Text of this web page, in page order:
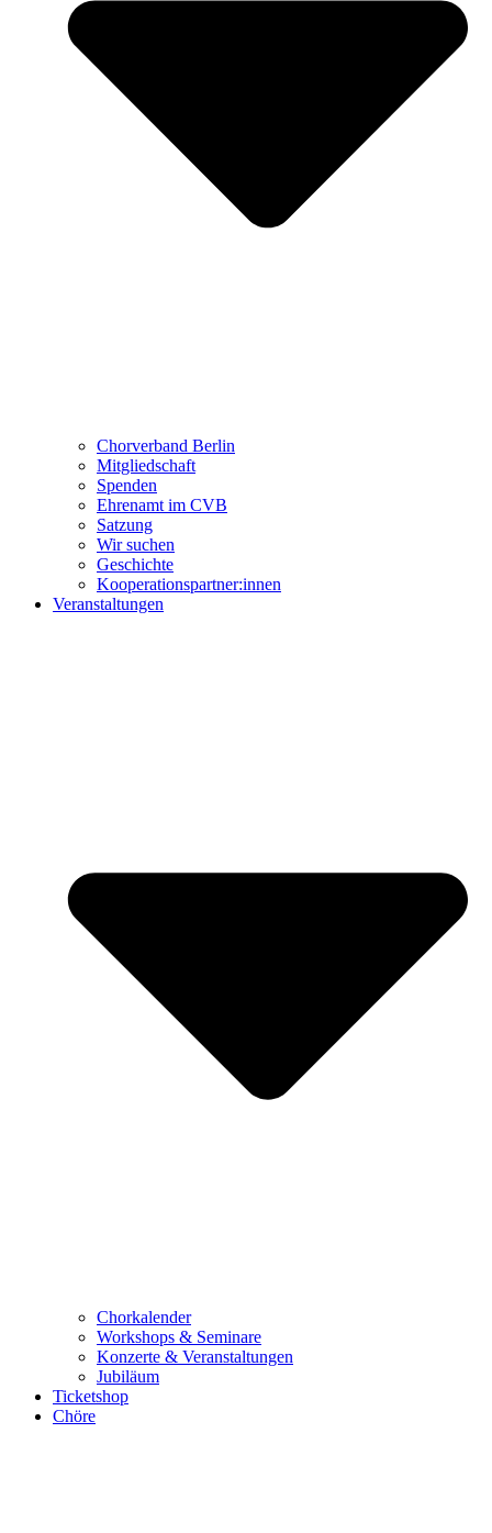
Chorverband Berlin
Mitgliedschaft
Spenden
Ehrenamt im CVB
Satzung
Wir suchen
Geschichte
Kooperationspartner:innen
Veranstaltungen
Chorkalender
Workshops & Seminare
Konzerte & Veranstaltungen
Jubiläum
Ticketshop
Chöre